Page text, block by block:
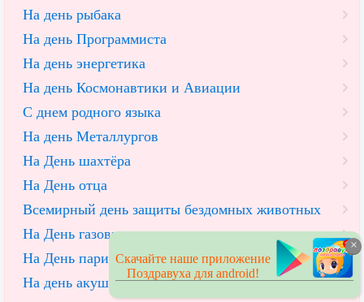
На день рыбака
На день Программиста
На день энергетика
На день Космонавтики и Авиации
С днем родного языка
На день Металлургов
На День шахтёра
На День отца
Всемирный день защиты бездомных животных
На День газовика
На День парикмахера
На день акушерки
×
Скачайте наше приложение
Поздравуха для android!